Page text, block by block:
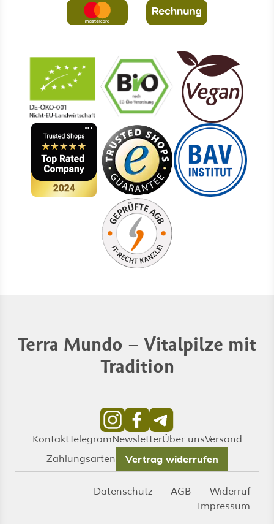
Terra Mundo – Vitalpilze mit
Tradition
KontaktTelegramNewsletterÜber unsVersand
Zahlungsarten
Vertrag widerrufen
Datenschutz AGB
Widerruf
Impressum